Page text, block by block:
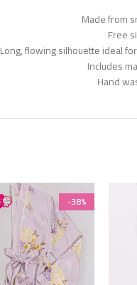
Made from
Free
Long, flowing silhouette ideal
Includes
Hand
-38%